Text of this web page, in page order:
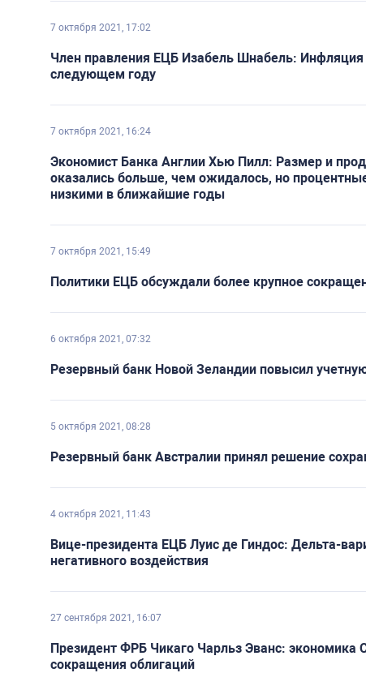
7 октября 2021, 17:02
Член правления ЕЦБ Изабель Шнабель: Инфляция
следующем году
7 октября 2021, 16:24
Экономист Банка Англии Хью Пилл: Размер и
оказались больше, чем ожидалось, но
низкими в ближайшие годы
7 октября 2021, 15:49
Политики ЕЦБ обсуждали более крупное
6 октября 2021, 07:32
Резервный банк Новой Зеландии повысил
5 октября 2021, 08:28
Резервный банк Австралии принял решение
4 октября 2021, 11:43
Вице-президента ЕЦБ Луис де Гиндос: Дельта-
негативного воздействия
27 сентября 2021, 16:07
Президент ФРБ Чикаго Чарльз Эванс: экономика
сокращения облигаций